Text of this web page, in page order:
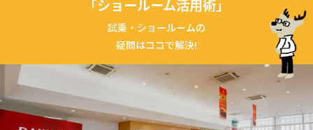
「ショールーム活用術」
試乗・ショールームの
疑問はココで解決!